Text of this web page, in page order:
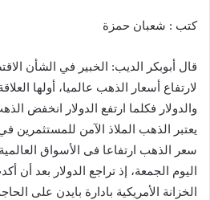
كتب : شعبان حمزة
لارتفاع أسعار الذهب عالميا، أولها
والدولار فكلما ارتفع الدولار انخفض
يعتبر الذهب الملاذ الآمن للمستثمرين
سعر الذهب ارتفاعا فى الأسواق
اليوم الجمعة، إذ تراجع الدولار بعد
الخزانة الأمريكية بادارة بايدن على